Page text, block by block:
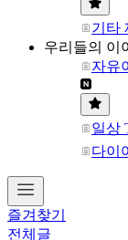
기타
우리들의 이
자유
일상
다이
즐겨찾기
전체글